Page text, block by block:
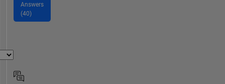
Answers
(40)